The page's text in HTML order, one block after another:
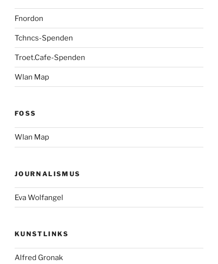
Fnordon
Tchncs-Spenden
Troet.Cafe-Spenden
Wlan Map
FOSS
Wlan Map
JOURNALISMUS
Eva Wolfangel
KUNSTLINKS
Alfred Gronak